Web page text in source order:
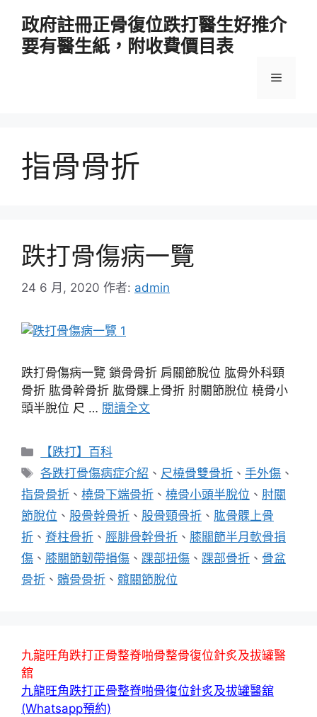
政府註冊正骨復位跌打醫生好推介
要有醫生紙，附收費價目表
選
指骨骨折
跌打骨傷病一覽
24 6 月, 2020 作者: admin
跌打骨傷病一覽 鎖骨骨折 肩關節脫位 肱骨外科頸
骨折 肱骨幹骨折 肱骨髁上骨折 肘關節脫位 橈骨小
頭半脫位 尺 … 閱讀全文
分
類
【跌打】百科
標
籤
各跌打骨傷病症介紹 、 尺橈骨雙骨折 、手外傷 、
指骨骨折 、 橈骨下端骨折 、 橈骨小頭半脫位 、 肘關
節脫位 、 股骨幹骨折 、 股骨頸骨折 、 肱骨髁上骨
折 、 脊柱骨折 、 脛腓骨幹骨折 、 膝關節半月軟骨損
傷 、 膝關節韌帶損傷 、 踝部扭傷 、 踝部骨折 、 骨盆
骨折 、 髕骨骨折 、 髖關節脫位
九龍旺角跌打正骨整脊啪骨整骨復位針炙及拔罐醫
舘
九龍旺角跌打正骨整脊啪骨復位針炙及拔罐醫舘
(Whatsapp預約)